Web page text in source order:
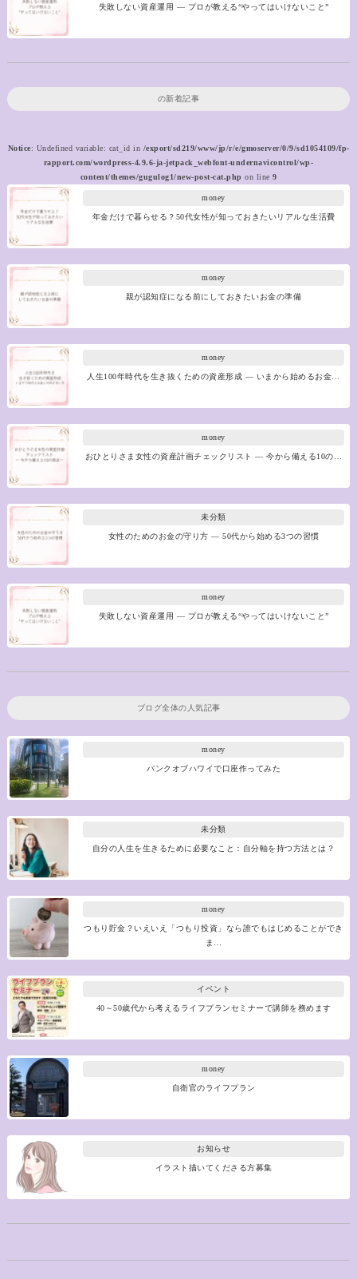
失敗しない資産運用 ― プロが教える“やってはいけないこと”
の新着記事
Notice: Undefined variable: cat_id in /export/sd219/www/jp/r/e/gmoserver/0/9/sd1054109/fp-
rapport.com/wordpress-4.9.6-ja-jetpack_webfont-undernavicontrol/wp-
content/themes/gugulog1/new-post-cat.php on line 9
money
年金だけで暮らせる？50代女性が知っておきたいリアルな生活費
money
親が認知症になる前にしておきたいお金の準備
money
人生100年時代を生き抜くための資産形成 ― いまから始めるお金…
money
おひとりさま女性の資産計画チェックリスト ― 今から備える10の…
未分類
女性のためのお金の守り方 ― 50代から始める3つの習慣
money
失敗しない資産運用 ― プロが教える“やってはいけないこと”
ブログ全体の人気記事
money
バンクオブハワイで口座作ってみた
未分類
自分の人生を生きるために必要なこと：自分軸を持つ方法とは？
money
つもり貯金？いえいえ「つもり投資」なら誰でもはじめることができ
ま…
イベント
40～50歳代から考えるライフプランセミナーで講師を務めます
money
自衛官のライフプラン
お知らせ
イラスト描いてくださる方募集